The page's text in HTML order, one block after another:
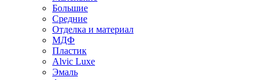
Большие
Средние
Отделка и материал
МДФ
Пластик
Alvic Luxe
Эмаль